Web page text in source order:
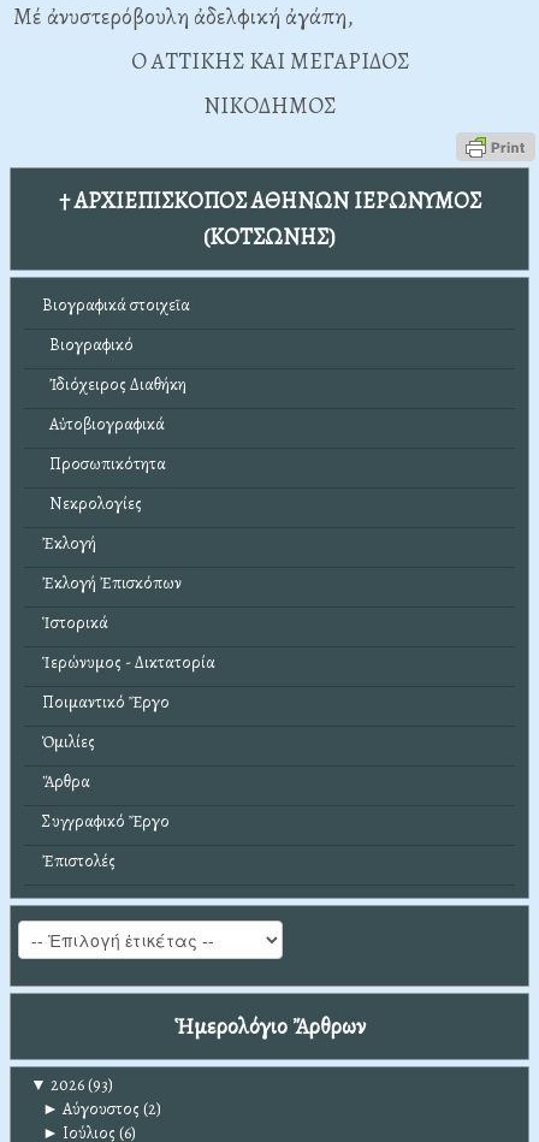
Mέ ἀνυστερόβουλη ἀδελφική ἀγάπη,
O ATTIKHΣ KAI MEΓAPIΔOΣ
NIKOΔHMOΣ
† ΑΡΧΙΕΠΙΣΚΟΠΟΣ ΑΘΗΝΩΝ ΙΕΡΩΝΥΜΟΣ
(ΚΟΤΣΩΝΗΣ)
Βιογραφικά στοιχεῖα
Βιογραφικό
Ἰδιόχειρος Διαθήκη
Αὐτοβιογραφικά
Προσωπικότητα
Νεκρολογίες
Ἐκλογή
Ἐκλογή Ἐπισκόπων
Ἱστορικά
Ἱερώνυμος - Δικτατορία
Ποιμαντικό Ἔργο
Ὁμιλίες
Ἄρθρα
Συγγραφικό Ἔργο
Ἐπιστολές
Ἡμερολόγιο Ἄρθρων
▼ 2026(93)
► Αύγουστος (2)
► Ιούλιος (6)